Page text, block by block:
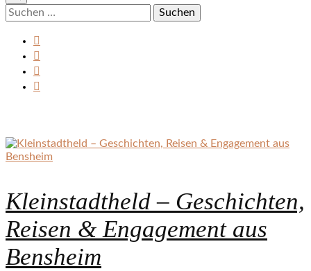
Suchen
nach:
Kleinstadtheld – Geschichten,
Reisen & Engagement aus
Bensheim